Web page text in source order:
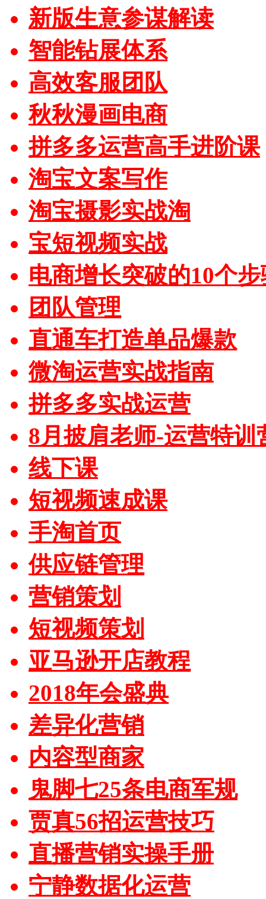
新版生意参谋解读
智能钻展体系
高效客服团队
秋秋漫画电商
拼多多运营高手进阶课
淘宝文案写作
淘宝摄影实战淘
宝短视频实战
电商增长突破的10个
团队管理
直通车打造单品爆款
微淘运营实战指南
拼多多实战运营
8月披肩老师-运营特训
线下课
短视频速成课
手淘首页
供应链管理
营销策划
短视频策划
亚马逊开店教程
2018年会盛典
差异化营销
内容型商家
鬼脚七25条电商军规
贾真56招运营技巧
直播营销实操手册
宁静数据化运营